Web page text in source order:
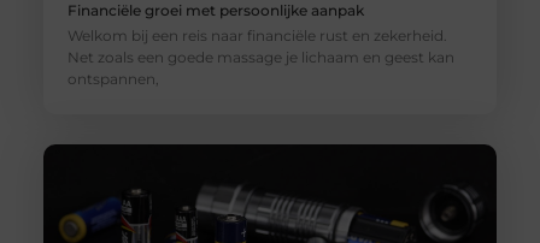
Financiële groei met persoonlijke aanpak
Welkom bij een reis naar financiële rust en zekerheid.
Net zoals een goede massage je lichaam en geest kan
ontspannen,